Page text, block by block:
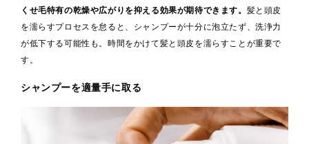
くせ毛特有の乾燥や広がりを抑える効果が期待できます。 髪と頭皮
を濡らすプロセスを怠ると、シャンプーが十分に泡立たず、洗浄力
が低下する可能性も。時間をかけて髪と頭皮を濡らすことが重要で
す。
シャンプーを適量手に取る